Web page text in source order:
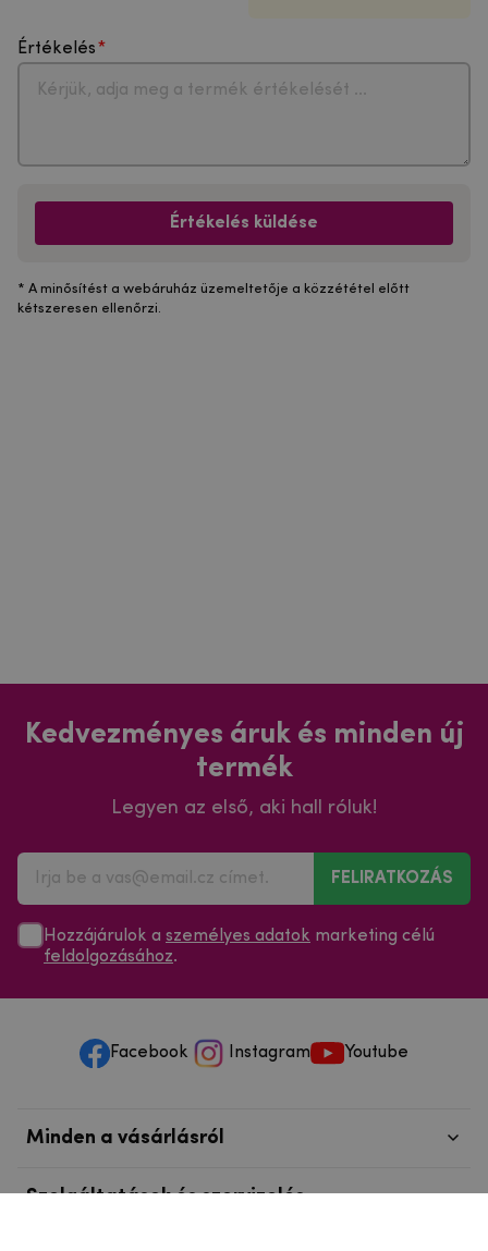
Értékelés
Értékelés küldése
* A minősítést a webáruház üzemeltetője a közzététel előtt
kétszeresen ellenőrzi.
Kedvezményes áruk és minden új
termék
Legyen az első, aki hall róluk!
FELIRATKOZÁS
Hozzájárulok a személyes adatok marketing célú
feldolgozásához.
Facebook Instagram Youtube
Minden a vásárlásról
Szolgáltatások és szervizelés